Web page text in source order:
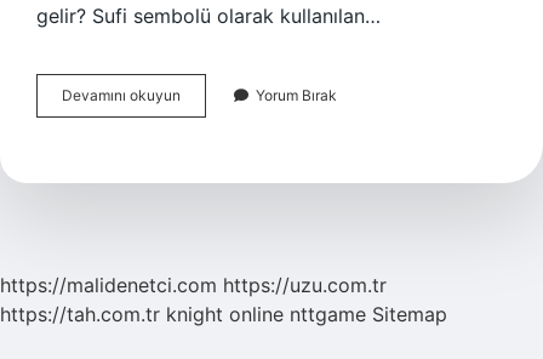
gelir? Sufi sembolü olarak kullanılan…
Devamını okuyun
Beslemek
Gelir
Yorum Bırak
https://malidenetci.com https://uzu.com.tr
https://tah.com.tr knight online nttgame Sitemap